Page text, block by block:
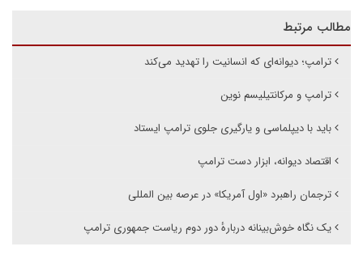
مطالب مرتبط
ترامپ؛ دیوانه‌ای که انسانیت را تهدید می‌کند
ترامپ و مرکانتیلیسم نوین
باید با دیپلماسی و یارگیری جلوی ترامپ ایستاد
اقتصاد دیوانه، ابزار دست ترامپ
ترجمان راهبرد «اول آمریکا» در عرصه بین المللی
یک نگاه خوش‌بینانه دربارهٔ دور دوم ریاست جمهوری ترامپ